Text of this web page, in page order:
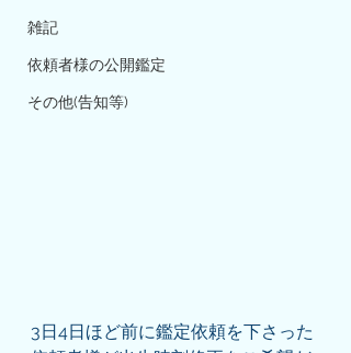
雑記
依頼者様の公開鑑定
その他(告知等)
3日4日ほど前に鑑定依頼を下さった